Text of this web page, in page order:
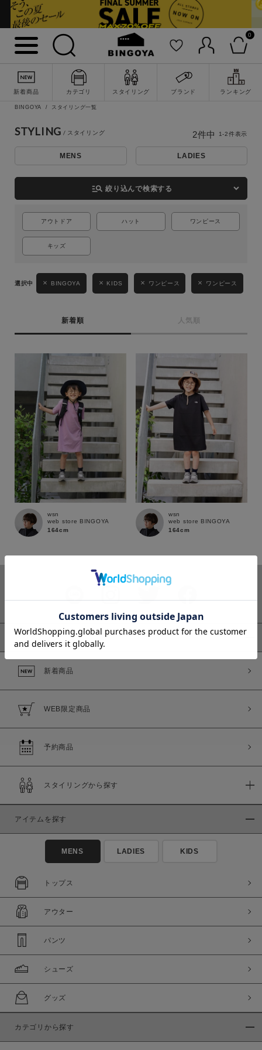
0
新着商品 カテゴリ スタイリング ブランド ランキング
詳細検索
キーワード
MENS LADIES KIDS
ブランド
価格
セール価格 WEB限定
在庫あり
この条件で絞り込む
BINGOYA スタイリング一覧
STYLING
MENS LADIES
manage_search 絞り込んで検索する
アウトドア ハット ワンピース
キッズ
BINGOYA KIDS ワンピース ワンピース
新着順 人気順
2件中 1-2件表示
wsn
web store BINGOYA
164cm
wsn
web store BINGOYA
164cm
ピックアップ
新着商品
WEB限定商品
予約商品
スタイリングから探す
アイテムを探す
MENS LADIES KIDS
トップス
アウター
パンツ
シューズ
グッズ
カテゴリから探す